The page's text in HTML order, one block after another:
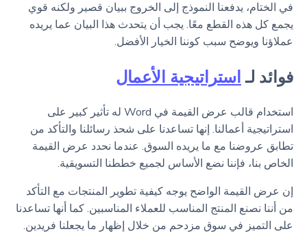
في الختام، يدفعنا النموذج إلى الخروج ببيان قصير ولكنه قوي
يجمع كل هذه القطع معًا. يجب أن يتحدث هذا البيان عما يريده
عملاؤنا ويوضح سبب كوننا الخيار الأفضل.
فوائد لـاستراتيجية الأعمال
استخدام قالب عرض القيمة في Word له تأثير كبير على
استراتيجية أعمالنا. إنها تساعدنا على شحذ رسائلنا والتأكد من
تطابق عروضنا مع ما يريده السوق. عندما نحدد عرض القيمة
الخاص بنا، فإننا نضع الأساس لجميع خططنا التسويقية.
إن عرض القيمة الواضح يوجه كيفية تطوير المنتجات مع التأكد
من أننا نصنع المنتج المناسب للعملاء المناسبين. كما أنها تساعدنا
على التميز في سوق مزدحم من خلال إظهار ما يجعلنا فريدين.